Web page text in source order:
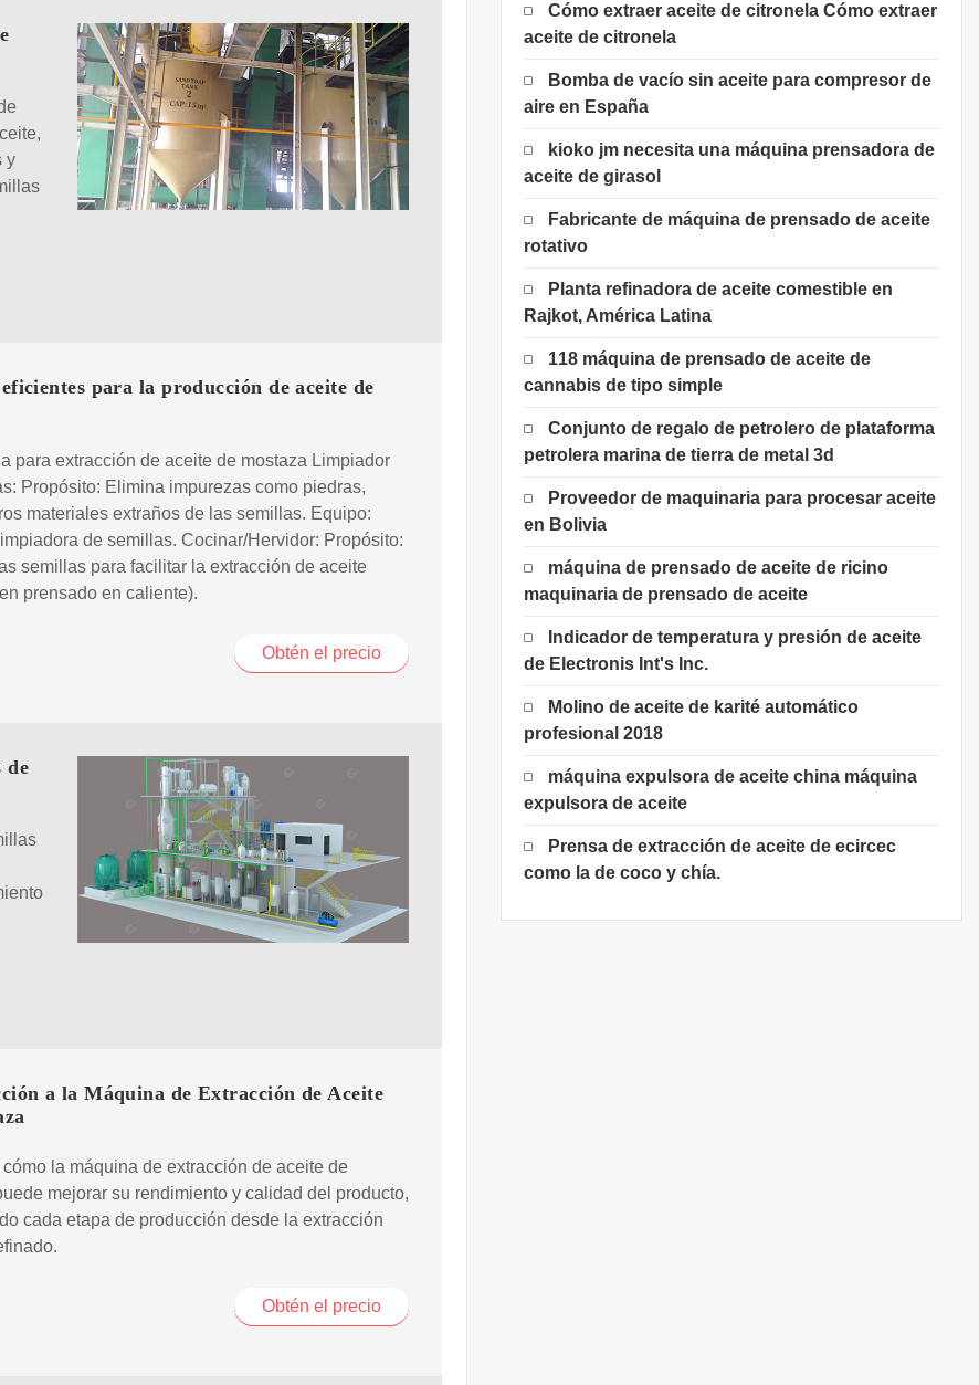
y
para la producción de aceite de
para extracción de aceite de mostaza Limpiador
Propósito: Elimina impurezas como piedras,
materiales extraños de las semillas. Equipo:
de semillas. Cocinar/Hervidor: Propósito:
semillas para facilitar la extracción de aceite
prensado en caliente).
Obtén el precio
de
a la Máquina de Extracción de Aceite
cómo la máquina de extracción de aceite de
mejorar su rendimiento y calidad del producto,
cada etapa de producción desde la extracción
Obtén el precio
Cómo extraer aceite de citronela Cómo extraer
aceite de citronela
Bomba de vacío sin aceite para compresor de
aire en España
kioko jm necesita una máquina prensadora de
aceite de girasol
Fabricante de máquina de prensado de aceite
rotativo
Planta refinadora de aceite comestible en
Rajkot, América Latina
118 máquina de prensado de aceite de
cannabis de tipo simple
Conjunto de regalo de petrolero de plataforma
petrolera marina de tierra de metal 3d
Proveedor de maquinaria para procesar aceite
en Bolivia
máquina de prensado de aceite de ricino
maquinaria de prensado de aceite
Indicador de temperatura y presión de aceite
de Electronis Int's Inc.
Molino de aceite de karité automático
profesional 2018
máquina expulsora de aceite china máquina
expulsora de aceite
Prensa de extracción de aceite de ecircec
como la de coco y chía.